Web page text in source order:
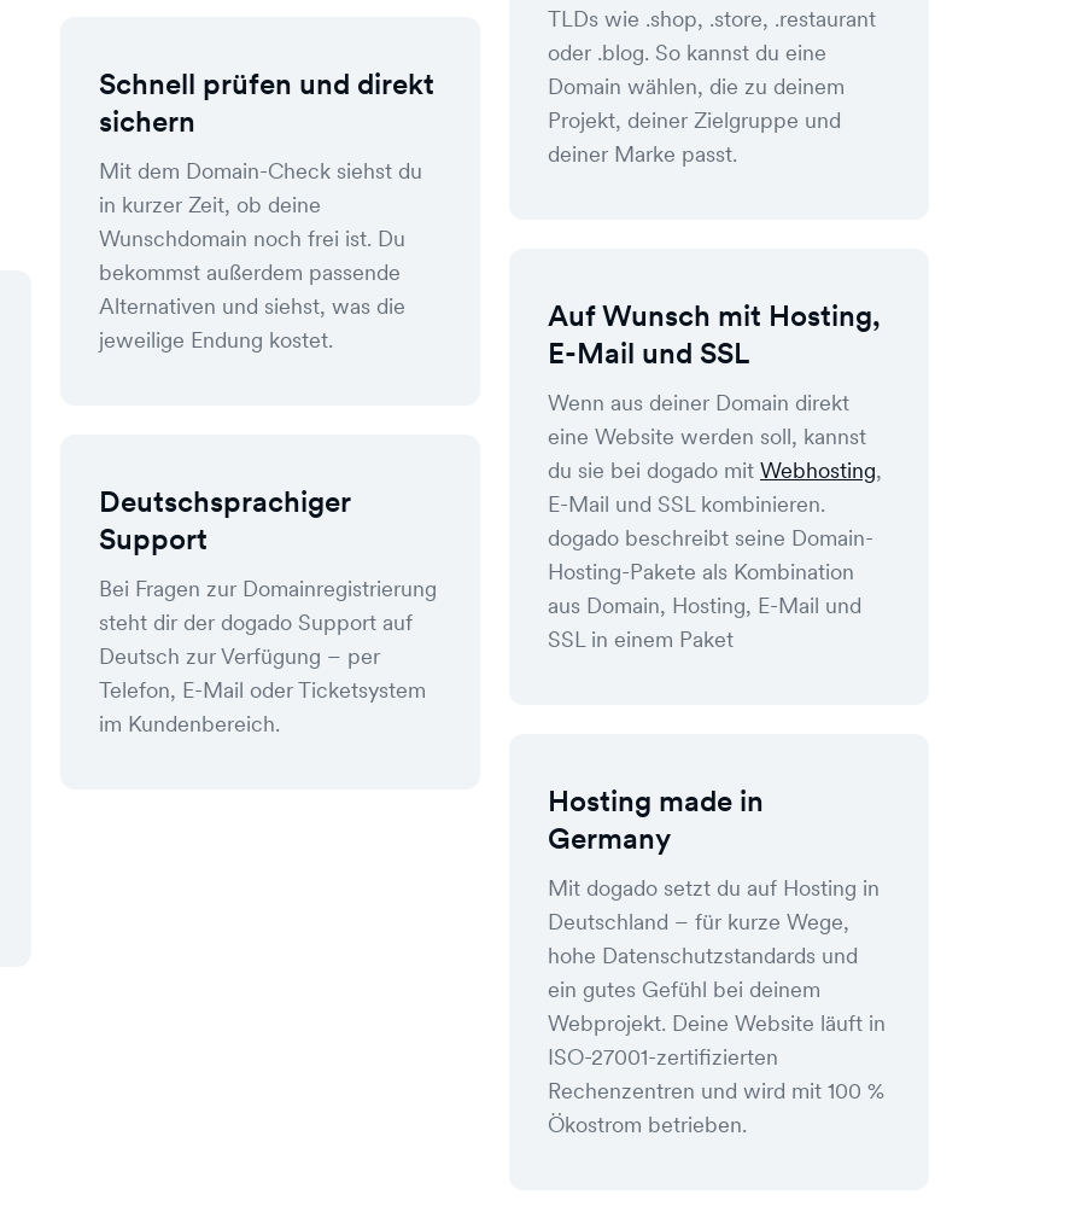
Schnell prüfen und direkt
sichern
Mit dem Domain-Check siehst du
in kurzer Zeit, ob deine
Wunschdomain noch frei ist. Du
bekommst außerdem passende
Alternativen und siehst, was die
jeweilige Endung kostet.
Deutschsprachiger
Support
Bei Fragen zur Domainregistrierung
steht dir der dogado Support auf
Deutsch zur Verfügung – per
Telefon, E-Mail oder Ticketsystem
im Kundenbereich.
TLDs wie .shop, .store, .restaurant
oder .blog. So kannst du eine
Domain wählen, die zu deinem
Projekt, deiner Zielgruppe und
deiner Marke passt.
Auf Wunsch mit Hosting,
E-Mail und SSL
Wenn aus deiner Domain direkt
eine Website werden soll, kannst
du sie bei dogado mit Webhosting,
E-Mail und SSL kombinieren.
dogado beschreibt seine Domain-
Hosting-Pakete als Kombination
aus Domain, Hosting, E-Mail und
SSL in einem Paket
Hosting made in
Germany
Mit dogado setzt du auf Hosting in
Deutschland – für kurze Wege,
hohe Datenschutzstandards und
ein gutes Gefühl bei deinem
Webprojekt. Deine Website läuft in
ISO-27001-zertifizierten
Rechenzentren und wird mit 100 %
Ökostrom betrieben.